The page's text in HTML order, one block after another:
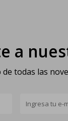
a
todas las